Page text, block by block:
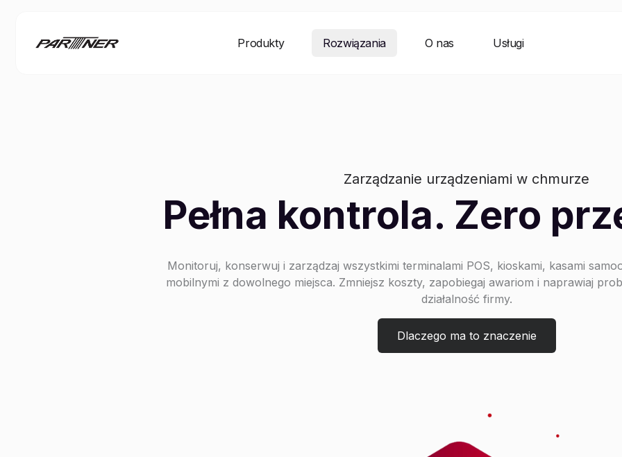
Produkty Rozwiązania O nas Usługi
Zarządzanie urządzeniami w chmurze
Pełna kontrola. Zero
Monitoruj, konserwuj i zarządzaj wszystkimi terminalami POS, kioskami, kasami
mobilnymi z dowolnego miejsca. Zmniejsz koszty, zapobiegaj awariom i naprawiaj
działalność firmy.
Dlaczego ma to znaczenie